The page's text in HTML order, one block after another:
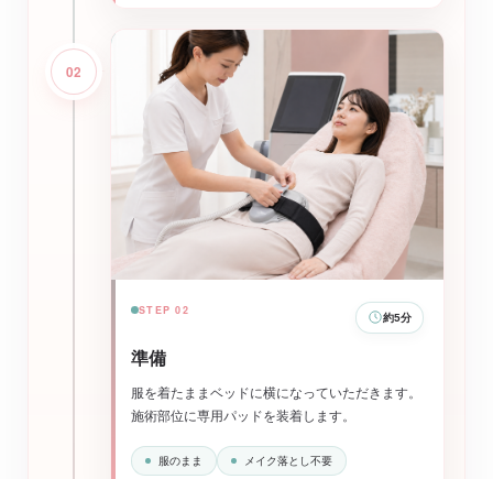
02
STEP 02
約5分
準備
服を着たままベッドに横になっていただきます。
施術部位に専用パッドを装着します。
服のまま メイク落とし不要